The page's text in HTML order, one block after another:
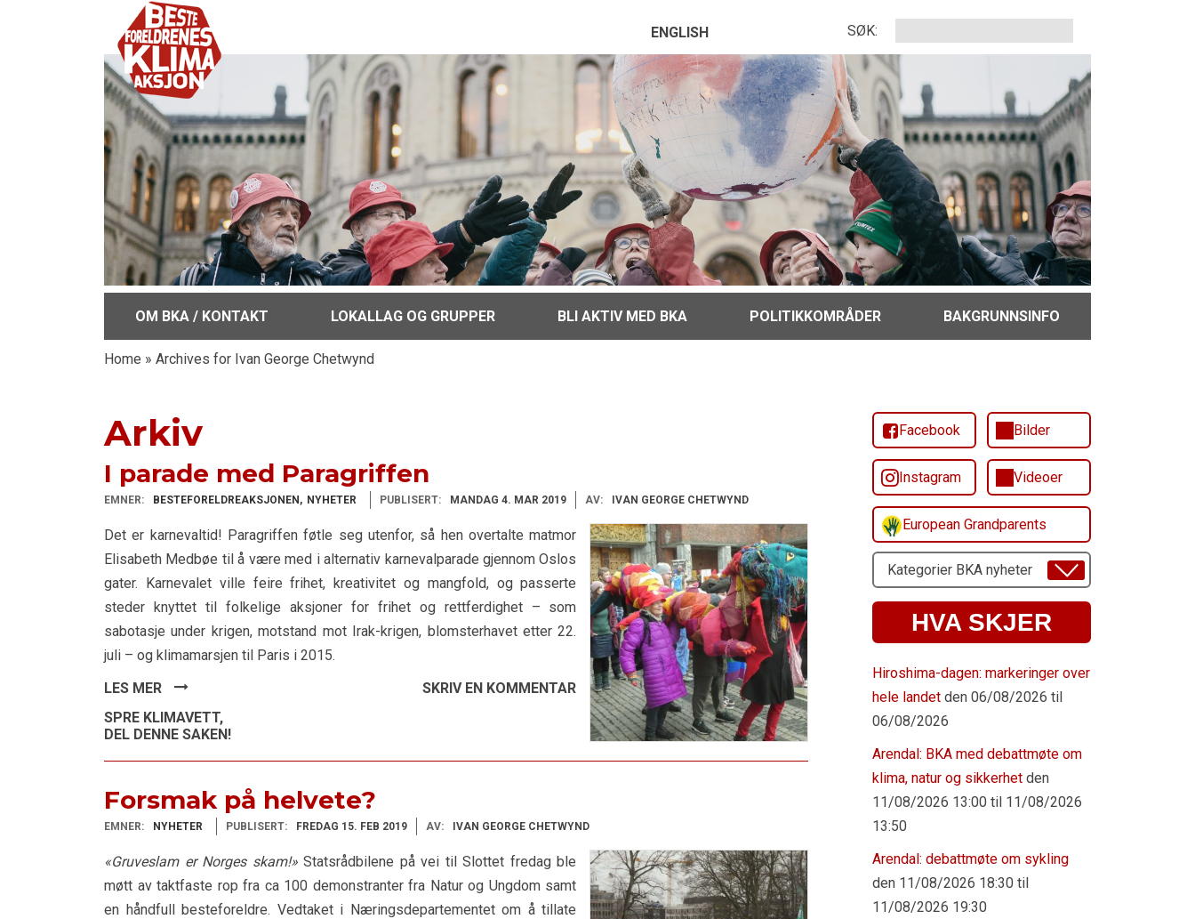
ENGLISH SØK:
OM BKA / KONTAKT LOKALLAG OG GRUPPER BLI AKTIV MED BKA POLITIKKOMRÅDER BAKGRUNNSINFO
Home » Archives for Ivan George Chetwynd
Arkiv
I parade med Paragriffen
EMNER: BESTEFORELDREAKSJONEN NYHETER PUBLISERT: MANDAG 4. MAR 2019 AV: IVAN GEORGE CHETWYND
Det er karnevaltid! Paragriffen føtle seg utenfor, så hen overtalte matmor
Elisabeth Medbøe til å være med i alternativ karnevalparade gjennom Oslos
gater. Karnevalet ville feire frihet, kreativitet og mangfold, og passerte
steder knyttet til folkelige aksjoner for frihet og rettferdighet – som
sabotasje under krigen, motstand mot Irak-krigen, blomsterhavet etter 22.
juli – og klimamarsjen til Paris i 2015.
LES MER
SKRIV EN KOMMENTAR
SPRE KLIMAVETT,
DEL DENNE SAKEN!
Forsmak på helvete?
EMNER: NYHETER PUBLISERT: FREDAG 15. FEB 2019 AV: IVAN GEORGE CHETWYND
«Gruveslam er Norges skam!»Statsrådbilene på vei til Slottet fredag ble
møtt av taktfaste rop fra ca 100 demonstranter fra Natur og Ungdom samt
en håndfull besteforeldre. Vedtaket i Næringsdepartementet om å tillate
Facebook Bilder
Instagram Videoer
European Grandparents
Velg
Emne
HVA SKJER
Hiroshima-dagen: markeringer over
hele landet den 06/08/2026 til
06/08/2026
Arendal: BKA med debattmøte om
klima, natur og sikkerhet den
11/08/2026 13:00 til 11/08/2026
13:50
Arendal: debattmøte om sykling
den 11/08/2026 18:30 til
11/08/2026 19:30